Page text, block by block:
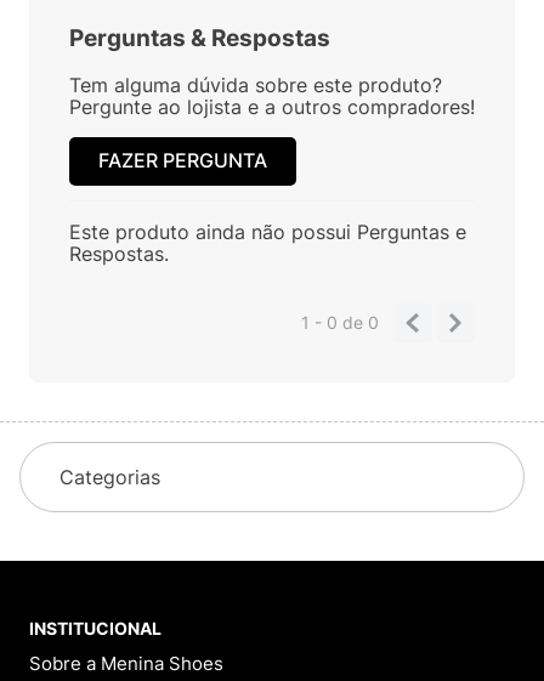
Perguntas & Respostas
Tem alguma dúvida sobre este produto?
Pergunte ao lojista e a outros compradores!
FAZER PERGUNTA
Este produto ainda não possui Perguntas e
Respostas.
1 - 0de 0
Categorias
INSTITUCIONAL
Sobre a Menina Shoes